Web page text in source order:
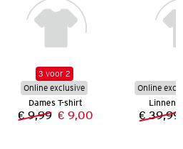
3 voor 2
Online exclusive
Dames T-shirt
Vorige prijs:
€ 9,99 Nieuwe prijs:
€ 9,00
Online
Linnen
€ 39,99